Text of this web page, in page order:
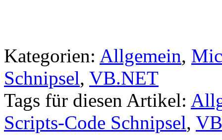
Kategorien: Allgemein,
Schnipsel, VB.NET
Tags für diesen Artikel:
Scripts-Code Schnipsel,